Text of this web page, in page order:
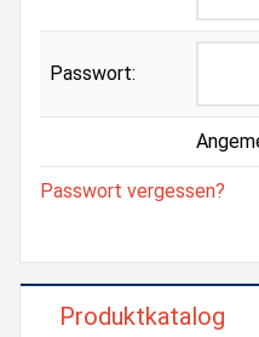
Passwort:
Passwort vergessen?
Produktkatalog